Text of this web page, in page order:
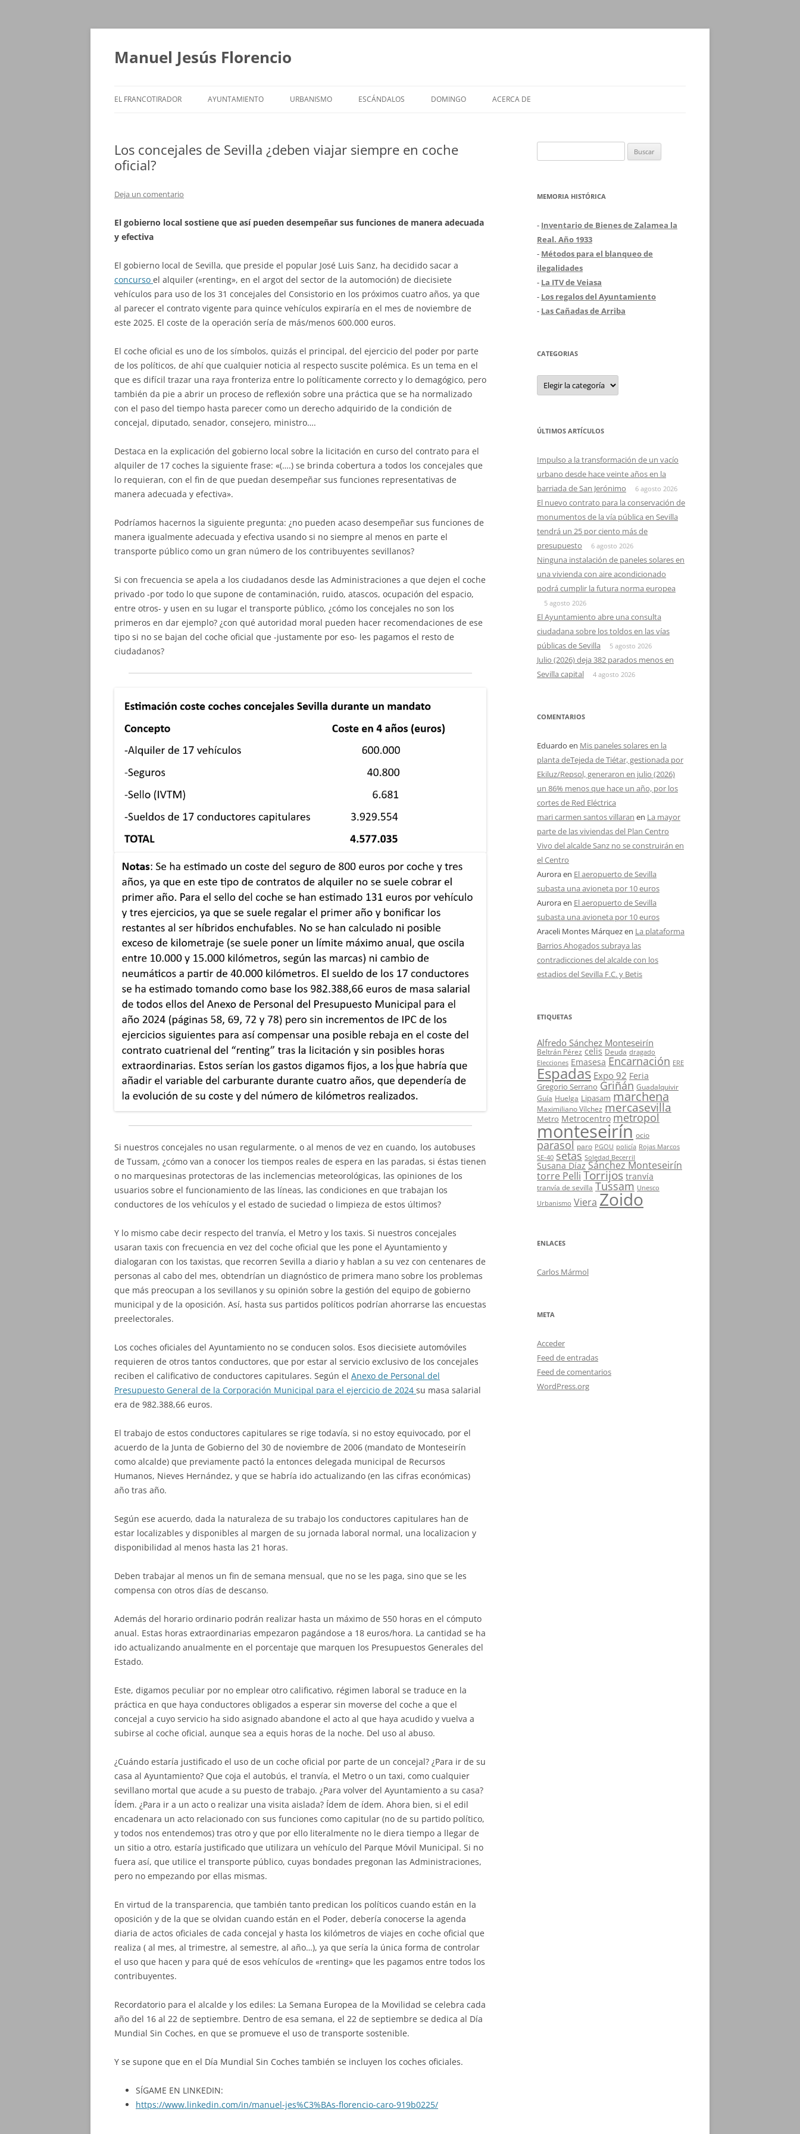
Saltar
Manuel Jesús Florencio
EL FRANCOTIRADOR AYUNTAMIENTO URBANISMO ESCÁNDALOS DOMINGO ACERCA DE
Los concejales de Sevilla ¿deben viajar siempre en coche
oficial?
Deja un comentario
El gobierno local sostiene que así pueden desempeñar sus funciones de manera adecuada
y efectiva
El gobierno local de Sevilla, que preside el popular José Luis Sanz, ha decidido sacar a
concurso el alquiler («renting», en el argot del sector de la automoción) de diecisiete
vehículos para uso de los 31 concejales del Consistorio en los próximos cuatro años, ya que
al parecer el contrato vigente para quince vehículos expiraría en el mes de noviembre de
este 2025. El coste de la operación sería de más/menos 600.000 euros.
El coche oficial es uno de los símbolos, quizás el principal, del ejercicio del poder por parte
de los políticos, de ahí que cualquier noticia al respecto suscite polémica. Es un tema en el
que es difícil trazar una raya fronteriza entre lo políticamente correcto y lo demagógico, pero
también da pie a abrir un proceso de reflexión sobre una práctica que se ha normalizado
con el paso del tiempo hasta parecer como un derecho adquirido de la condición de
concejal, diputado, senador, consejero, ministro….
Destaca en la explicación del gobierno local sobre la licitación en curso del contrato para el
alquiler de 17 coches la siguiente frase: «(….) se brinda cobertura a todos los concejales que
lo requieran, con el fin de que puedan desempeñar sus funciones representativas de
manera adecuada y efectiva».
Podríamos hacernos la siguiente pregunta: ¿no pueden acaso desempeñar sus funciones de
manera igualmente adecuada y efectiva usando si no siempre al menos en parte el
transporte público como un gran número de los contribuyentes sevillanos?
Si con frecuencia se apela a los ciudadanos desde las Administraciones a que dejen el coche
privado -por todo lo que supone de contaminación, ruido, atascos, ocupación del espacio,
entre otros- y usen en su lugar el transporte público, ¿cómo los concejales no son los
primeros en dar ejemplo? ¿con qué autoridad moral pueden hacer recomendaciones de ese
tipo si no se bajan del coche oficial que -justamente por eso- les pagamos el resto de
ciudadanos?
Si nuestros concejales no usan regularmente, o al menos de vez en cuando, los autobuses
de Tussam, ¿cómo van a conocer los tiempos reales de espera en las paradas, si éstas tienen
o no marquesinas protectoras de las inclemencias meteorológicas, las opiniones de los
usuarios sobre el funcionamiento de las líneas, las condiciones en que trabajan los
conductores de los vehículos y el estado de suciedad o limpieza de estos últimos?
Y lo mismo cabe decir respecto del tranvía, el Metro y los taxis. Si nuestros concejales
usaran taxis con frecuencia en vez del coche oficial que les pone el Ayuntamiento y
dialogaran con los taxistas, que recorren Sevilla a diario y hablan a su vez con centenares de
personas al cabo del mes, obtendrían un diagnóstico de primera mano sobre los problemas
que más preocupan a los sevillanos y su opinión sobre la gestión del equipo de gobierno
municipal y de la oposición. Así, hasta sus partidos políticos podrían ahorrarse las encuestas
preelectorales.
Los coches oficiales del Ayuntamiento no se conducen solos. Esos diecisiete automóviles
requieren de otros tantos conductores, que por estar al servicio exclusivo de los concejales
reciben el calificativo de conductores capitulares. Según el Anexo de Personal del
Presupuesto General de la Corporación Municipal para el ejercicio de 2024 su masa salarial
era de 982.388,66 euros.
El trabajo de estos conductores capitulares se rige todavía, si no estoy equivocado, por el
acuerdo de la Junta de Gobierno del 30 de noviembre de 2006 (mandato de Monteseirín
como alcalde) que previamente pactó la entonces delegada municipal de Recursos
Humanos, Nieves Hernández, y que se habría ido actualizando (en las cifras económicas)
año tras año.
Según ese acuerdo, dada la naturaleza de su trabajo los conductores capitulares han de
estar localizables y disponibles al margen de su jornada laboral normal, una localizacion y
disponibilidad al menos hasta las 21 horas.
Deben trabajar al menos un fin de semana mensual, que no se les paga, sino que se les
compensa con otros días de descanso.
Además del horario ordinario podrán realizar hasta un máximo de 550 horas en el cómputo
anual. Estas horas extraordinarias empezaron pagándose a 18 euros/hora. La cantidad se ha
ido actualizando anualmente en el porcentaje que marquen los Presupuestos Generales del
Estado.
Este, digamos peculiar por no emplear otro calificativo, régimen laboral se traduce en la
práctica en que haya conductores obligados a esperar sin moverse del coche a que el
concejal a cuyo servicio ha sido asignado abandone el acto al que haya acudido y vuelva a
subirse al coche oficial, aunque sea a equis horas de la noche. Del uso al abuso.
¿Cuándo estaría justificado el uso de un coche oficial por parte de un concejal? ¿Para ir de su
casa al Ayuntamiento? Que coja el autobús, el tranvía, el Metro o un taxi, como cualquier
sevillano mortal que acude a su puesto de trabajo. ¿Para volver del Ayuntamiento a su casa?
Ídem. ¿Para ir a un acto o realizar una visita aislada? Ídem de ídem. Ahora bien, si el edil
encadenara un acto relacionado con sus funciones como capitular (no de su partido político,
y todos nos entendemos) tras otro y que por ello literalmente no le diera tiempo a llegar de
un sitio a otro, estaría justificado que utilizara un vehículo del Parque Móvil Municipal. Si no
fuera así, que utilice el transporte público, cuyas bondades pregonan las Administraciones,
pero no empezando por ellas mismas.
En virtud de la transparencia, que también tanto predican los políticos cuando están en la
oposición y de la que se olvidan cuando están en el Poder, debería conocerse la agenda
diaria de actos oficiales de cada concejal y hasta los kilómetros de viajes en coche oficial que
realiza ( al mes, al trimestre, al semestre, al año…), ya que sería la única forma de controlar
el uso que hacen y para qué de esos vehículos de «renting» que les pagamos entre todos los
contribuyentes.
Recordatorio para el alcalde y los ediles: La Semana Europea de la Movilidad se celebra cada
año del 16 al 22 de septiembre. Dentro de esa semana, el 22 de septiembre se dedica al Día
Mundial Sin Coches, en que se promueve el uso de transporte sostenible.
Y se supone que en el Día Mundial Sin Coches también se incluyen los coches oficiales.
SÍGAME EN LINKEDIN:
https://www.linkedin.com/in/manuel-jes%C3%BAs-florencio-caro-919b0225/
MEMORIA HISTÓRICA
- Inventario de Bienes de Zalamea la
Real. Año 1933
- Métodos para el blanqueo de
ilegalidades
- La ITV de Veiasa
- Los regalos del Ayuntamiento
- Las Cañadas de Arriba
CATEGORIAS
Categorias
ÚLTIMOS ARTÍCULOS
Impulso a la transformación de un vacío
urbano desde hace veinte años en la
barriada de San Jerónimo
6 agosto 2026
El nuevo contrato para la conservación de
monumentos de la vía pública en Sevilla
tendrá un 25 por ciento más de
presupuesto
6 agosto 2026
Ninguna instalación de paneles solares en
una vivienda con aire acondicionado
podrá cumplir la futura norma europea
5 agosto 2026
El Ayuntamiento abre una consulta
ciudadana sobre los toldos en las vías
públicas de Sevilla
5 agosto 2026
Julio (2026) deja 382 parados menos en
Sevilla capital
4 agosto 2026
COMENTARIOS
Eduardo en Mis paneles solares en la
planta deTejeda de Tiétar, gestionada por
Ekiluz/Repsol, generaron en julio (2026)
un 86% menos que hace un año, por los
cortes de Red Eléctrica
mari carmen santos villaran en La mayor
parte de las viviendas del Plan Centro
Vivo del alcalde Sanz no se construirán en
el Centro
Auroraen El aeropuerto de Sevilla
subasta una avioneta por 10 euros
Auroraen El aeropuerto de Sevilla
subasta una avioneta por 10 euros
Araceli Montes Márquezen La plataforma
Barrios Ahogados subraya las
contradicciones del alcalde con los
estadios del Sevilla F.C. y Betis
ETIQUETAS
Alfredo Sánchez Monteseirín
Beltrán Pérez celis Deuda dragado
Elecciones Emasesa Encarnación ERE
Espadas Expo 92 Feria
Gregorio Serrano Griñán Guadalquivir
Guía Huelga Lipasam marchena
Maximiliano Vílchez mercasevilla
Metro Metrocentro metropol
monteseirín ocio
parasol paro PGOU policía Rojas Marcos
SE-40 setas Soledad Becerril
Susana Díaz Sánchez Monteseirín
torre Pelli Torrijos tranvía
tranvía de sevilla Tussam Unesco
Urbanismo Viera Zoido
ENLACES
Carlos Mármol
META
Acceder
Feed de entradas
Feed de comentarios
WordPress.org